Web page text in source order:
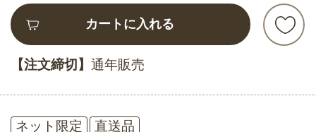
カートに入れる
【注文締切】 通年販売
ネット限定 直送品